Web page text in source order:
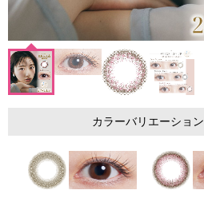
カラーバリエーション